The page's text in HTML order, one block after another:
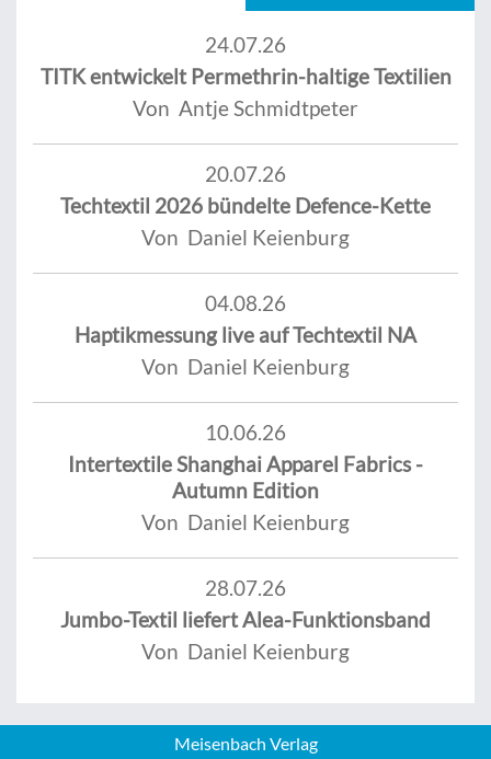
24.07.26
TITK entwickelt Permethrin-haltige Textilien
Von Antje Schmidtpeter
20.07.26
Techtextil 2026 bündelte Defence-Kette
Von Daniel Keienburg
04.08.26
Haptikmessung live auf Techtextil NA
Von Daniel Keienburg
10.06.26
Intertextile Shanghai Apparel Fabrics -
Autumn Edition
Von Daniel Keienburg
28.07.26
Jumbo-Textil liefert Alea-Funktionsband
Von Daniel Keienburg
Meisenbach Verlag